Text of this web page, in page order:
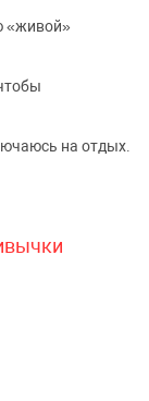
«живой»
на отдых.